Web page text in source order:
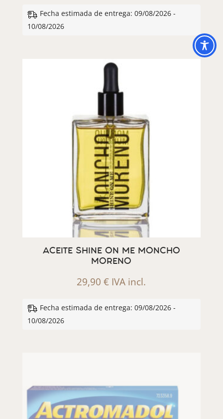
Fecha estimada de entrega: 09/08/2026 -
10/08/2026
ACEITE SHINE ON ME MONCHO
MORENO
29,90€ IVA incl.
Fecha estimada de entrega: 09/08/2026 -
10/08/2026